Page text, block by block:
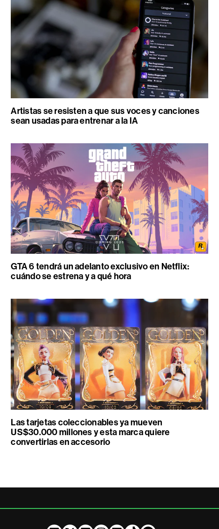
Artistas se resisten a que sus voces y canciones
sean usadas para entrenar a la IA
GTA 6 tendrá un adelanto exclusivo en Netflix:
cuándo se estrena y a qué hora
Las tarjetas coleccionables ya mueven
US$30.000 millones y esta marca quiere
convertirlas en accesorio